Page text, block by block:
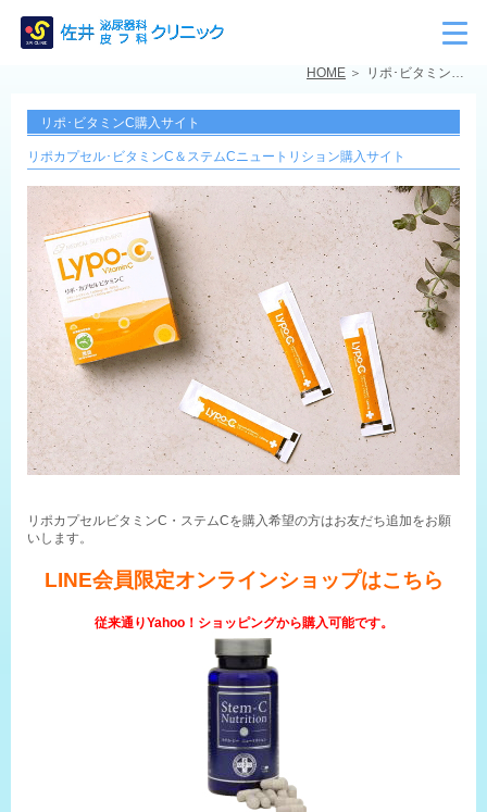
HOME リポ･ビタミンC購入サイト
リポ･ビタミンC購入サイト
リポカプセル･ビタミンC＆ステムCニュートリション購入サイト
リポカプセルビタミンC・ステムCを購入希望の方はお友だち追加をお願
いします。
LINE会員限定オンラインショップはこちら
従来通りYahoo！ショッピングから購入可能です。